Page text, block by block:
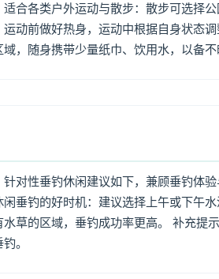
合各类户外运动与散步：散步可选择
动前做好热身，运动中根据自身状态
，随身携带少量纸巾、饮用水，以备不
对性垂钓休闲建议如下，兼顾垂钓体验
垂钓的好时机：建议选择上午或下午
草的区域，垂钓成功率更高。 补充提
。